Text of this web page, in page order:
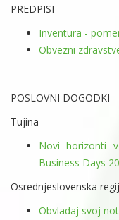
PREDPISI
Inventura -
Obvezni
POSLOVNI DOGODKI
Tujina
Novi horizonti
Business Days
Osrednjeslovenska
Obvladaj svoj